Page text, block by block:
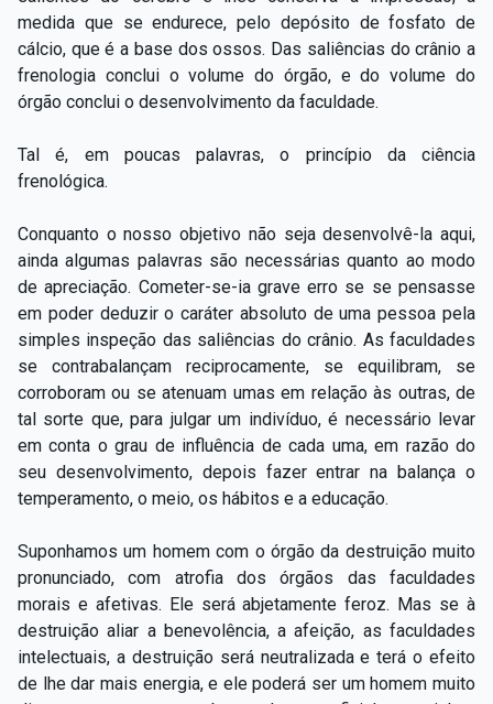
medida que se endurece, pelo depósito de fosfato de
cálcio, que é a base dos ossos. Das saliências do crânio a
frenologia conclui o volume do órgão, e do volume do
órgão conclui o desenvolvimento da faculdade.
Tal é, em poucas palavras, o princípio da ciência
frenológica.
Conquanto o nosso objetivo não seja desenvolvê-la aqui,
ainda algumas palavras são necessárias quanto ao modo
de apreciação. Cometer-se-ia grave erro se se pensasse
em poder deduzir o caráter absoluto de uma pessoa pela
simples inspeção das saliências do crânio. As faculdades
se contrabalançam reciprocamente, se equilibram, se
corroboram ou se atenuam umas em relação às outras, de
tal sorte que, para julgar um indivíduo, é necessário levar
em conta o grau de influência de cada uma, em razão do
seu desenvolvimento, depois fazer entrar na balança o
temperamento, o meio, os hábitos e a educação.
Suponhamos um homem com o órgão da destruição muito
pronunciado, com atrofia dos órgãos das faculdades
morais e afetivas. Ele será abjetamente feroz. Mas se à
destruição aliar a benevolência, a afeição, as faculdades
intelectuais, a destruição será neutralizada e terá o efeito
de lhe dar mais energia, e ele poderá ser um homem muito